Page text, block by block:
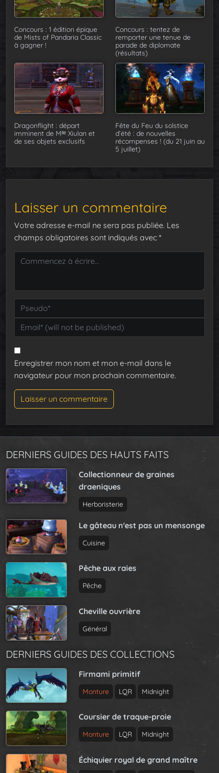
Concours : 1 édition épique
de Mists of Pandaria Classic
à gagner !
Concours : tentez de
remporter une tenue de
parade de diplomate
(résultats)
Dragonflight : départ
imminent de Mˡˡᵉ Xiulan et
de ses objets exclusifs
Fête du Feu du solstice
d’été : de nouvelles
récompenses ! (du 21 juin au
5 juillet)
Laisser un commentaire
Votre adresse e-mail ne sera pas publiée. Les
champs obligatoires sont indiqués avec *
Enregistrer mon nom et mon e-mail dans le
navigateur pour mon prochain commentaire.
DERNIERS GUIDES DES HAUTS FAITS
Collectionneur de graines
draeniques
Herboristerie
Le gâteau n'est pas un mensonge
Cuisine
Pêche aux raies
Pêche
Cheville ouvrière
Général
DERNIERS GUIDES DES COLLECTIONS
Firmami primitif
Monture LQR Midnight
Coursier de traque-proie
Monture LQR Midnight
Échiquier royal de grand maître